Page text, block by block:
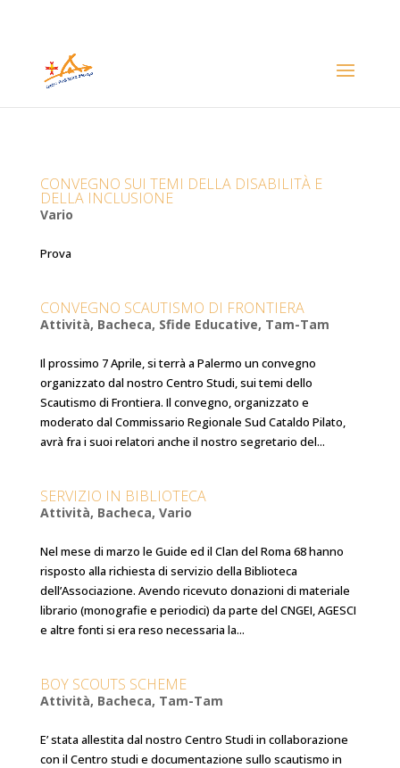
CONVEGNO SUI TEMI DELLA DISABILITÀ E
DELLA INCLUSIONE
Vario
Prova
CONVEGNO SCAUTISMO DI FRONTIERA
Attività, Bacheca, Sfide Educative, Tam-Tam
Il prossimo 7 Aprile, si terrà a Palermo un convegno
organizzato dal nostro Centro Studi, sui temi dello
Scautismo di Frontiera. Il convegno, organizzato e
moderato dal Commissario Regionale Sud Cataldo Pilato,
avrà fra i suoi relatori anche il nostro segretario del...
SERVIZIO IN BIBLIOTECA
Attività, Bacheca, Vario
Nel mese di marzo le Guide ed il Clan del Roma 68 hanno
risposto alla richiesta di servizio della Biblioteca
dell’Associazione. Avendo ricevuto donazioni di materiale
librario (monografie e periodici) da parte del CNGEI, AGESCI
e altre fonti si era reso necessaria la...
BOY SCOUTS SCHEME
Attività, Bacheca, Tam-Tam
E’ stata allestita dal nostro Centro Studi in collaborazione
con il Centro studi e documentazione sullo scautismo in